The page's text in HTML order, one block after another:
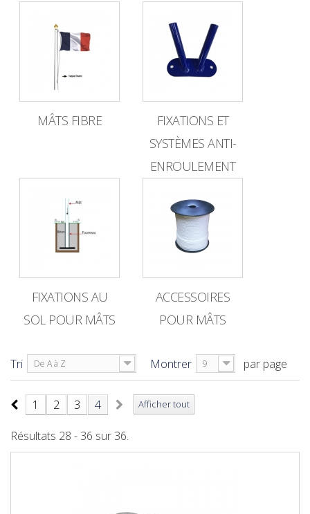
MÂTS FIBRE
FIXATIONS ET
SYSTÈMES ANTI-
ENROULEMENT
FIXATIONS AU
SOL POUR MÂTS
ACCESSOIRES
POUR MÂTS
Tri De A à Z Montrer 9 par page
Afficher tout
1 2 3 4
Résultats 28 - 36 sur 36.